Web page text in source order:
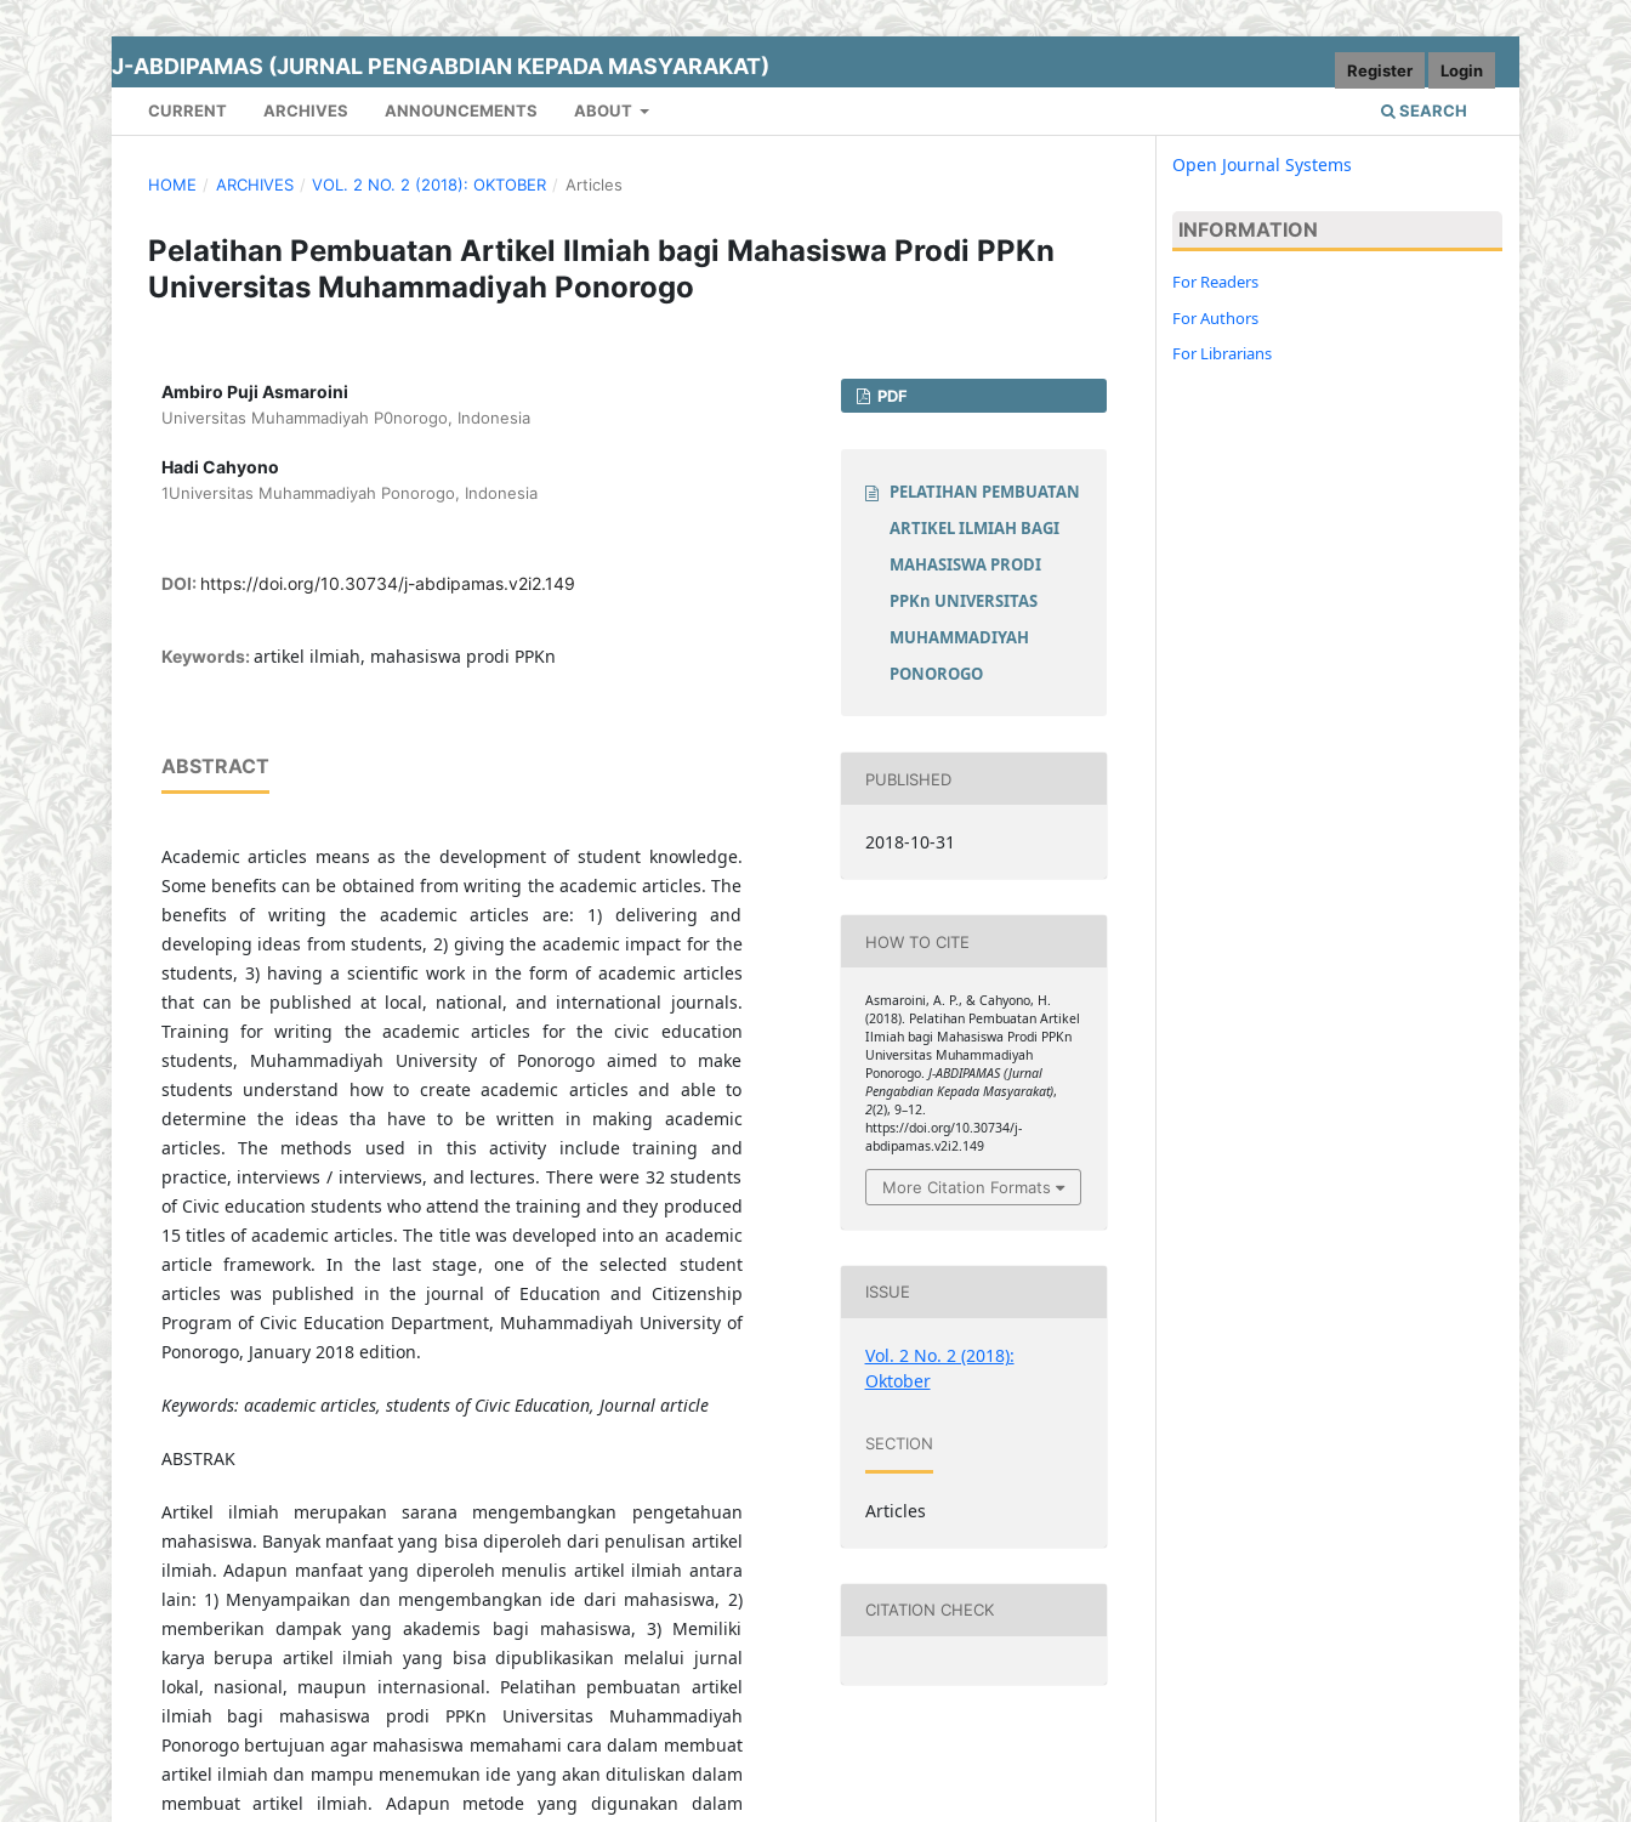
J-ABDIPAMAS (JURNAL PENGABDIAN KEPADA MASYARAKAT)
CURRENT ARCHIVES ANNOUNCEMENTS ABOUT SEARCH
Register Login
HOME / ARCHIVES / VOL. 2 NO. 2 (2018): OKTOBER / Articles
Pelatihan Pembuatan Artikel Ilmiah bagi Mahasiswa Prodi PPKn
Universitas Muhammadiyah Ponorogo
Ambiro Puji Asmaroini
Universitas Muhammadiyah P0norogo, Indonesia
Hadi Cahyono
1Universitas Muhammadiyah Ponorogo, Indonesia
DOI: https://doi.org/10.30734/j-abdipamas.v2i2.149
Keywords: artikel ilmiah, mahasiswa prodi PPKn
ABSTRACT
Academic articles means as the development of student knowledge.
Some benefits can be obtained from writing the academic articles. The
benefits of writing the academic articles are: 1) delivering and
developing ideas from students, 2) giving the academic impact for the
students, 3) having a scientific work in the form of academic articles
that can be published at local, national, and international journals.
Training for writing the academic articles for the civic education
students, Muhammadiyah University of Ponorogo aimed to make
students understand how to create academic articles and able to
determine the ideas tha have to be written in making academic
articles. The methods used in this activity include training and
practice, interviews / interviews, and lectures. There were 32 students
of Civic education students who attend the training and they produced
15 titles of academic articles. The title was developed into an academic
article framework. In the last stage, one of the selected student
articles was published in the journal of Education and Citizenship
Program of Civic Education Department, Muhammadiyah University of
Ponorogo, January 2018 edition.
Keywords: academic articles, students of Civic Education, Journal article
ABSTRAK
Artikel ilmiah merupakan sarana mengembangkan pengetahuan
mahasiswa. Banyak manfaat yang bisa diperoleh dari penulisan artikel
ilmiah. Adapun manfaat yang diperoleh menulis artikel ilmiah antara
lain: 1) Menyampaikan dan mengembangkan ide dari mahasiswa, 2)
memberikan dampak yang akademis bagi mahasiswa, 3) Memiliki
karya berupa artikel ilmiah yang bisa dipublikasikan melalui jurnal
lokal, nasional, maupun internasional. Pelatihan pembuatan artikel
ilmiah bagi mahasiswa prodi PPKn Universitas Muhammadiyah
Ponorogo bertujuan agar mahasiswa memahami cara dalam membuat
artikel ilmiah dan mampu menemukan ide yang akan dituliskan dalam
membuat artikel ilmiah. Adapun metode yang digunakan dalam
PDF
PELATIHAN PEMBUATAN
ARTIKEL ILMIAH BAGI
MAHASISWA PRODI
PPKn UNIVERSITAS
MUHAMMADIYAH
PONOROGO
PUBLISHED
2018-10-31
HOW TO CITE
Asmaroini, A. P., & Cahyono, H.
(2018). Pelatihan Pembuatan Artikel
Ilmiah bagi Mahasiswa Prodi PPKn
Universitas Muhammadiyah
Ponorogo. J-ABDIPAMAS (Jurnal
Pengabdian Kepada Masyarakat),
2(2), 9–12.
https://doi.org/10.30734/j-
abdipamas.v2i2.149
More Citation Formats
ISSUE
Vol. 2 No. 2 (2018):
Oktober
SECTION
Articles
CITATION CHECK
Open Journal Systems
INFORMATION
For Readers
For Authors
For Librarians